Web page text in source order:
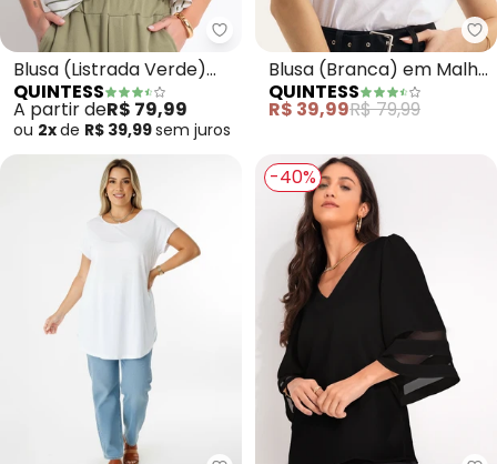
Quintess - Blusa (Listrada
Blusa (Listrada Verde)
em Moletinho
QUINTESS
A partir deR$ 79,99
ou 2xde R$ 39,99sem juros
Blusa (Branca) em Malha
de Algodão
QUINTESS
R$ 39,99R$ 79,99
-40%